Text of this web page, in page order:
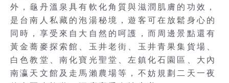
外，龜丹溫泉具有軟化角質與滋潤肌膚的功效，
是台南人私藏的泡湯秘境，遊客可在放鬆身心的
同時，享受來自大自然的呵護，而周邊景點還有
黃金蕎麥探索館、玉井老街、玉井青果集貨場、
白色教堂、南化寶光聖堂、左鎮化石園區、大內
南瀛天文館及走馬瀨農場等，不妨規劃二天一夜